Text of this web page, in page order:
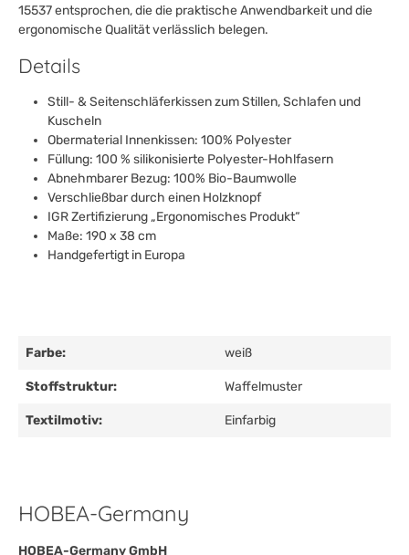
15537 entsprochen, die die praktische Anwendbarkeit und die
ergonomische Qualität verlässlich belegen.
Details
Still- & Seitenschläferkissen zum Stillen, Schlafen und
Kuscheln
Obermaterial Innenkissen: 100% Polyester
Füllung: 100 % silikonisierte Polyester-Hohlfasern
Abnehmbarer Bezug: 100% Bio-Baumwolle
Verschließbar durch einen Holzknopf
IGR Zertifizierung „Ergonomisches Produkt“
Maße: 190 x 38 cm
Handgefertigt in Europa
Farbe: weiß
Stoffstruktur: Waffelmuster
Textilmotiv: Einfarbig
HOBEA-Germany
HOBEA-Germany GmbH